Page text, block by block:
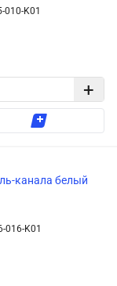
010-K01
+
канала белый
016-K01